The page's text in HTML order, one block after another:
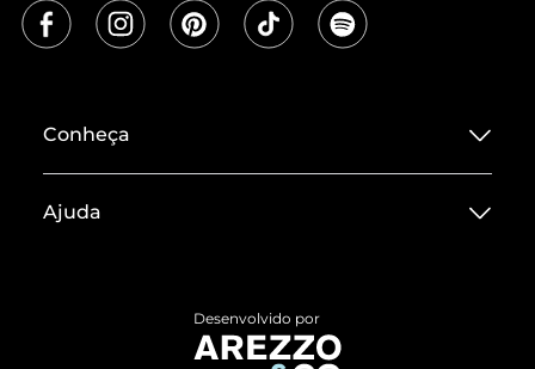
Conheça
Termos de Uso
Ajuda
Devolução do Produto
Desenvolvido por